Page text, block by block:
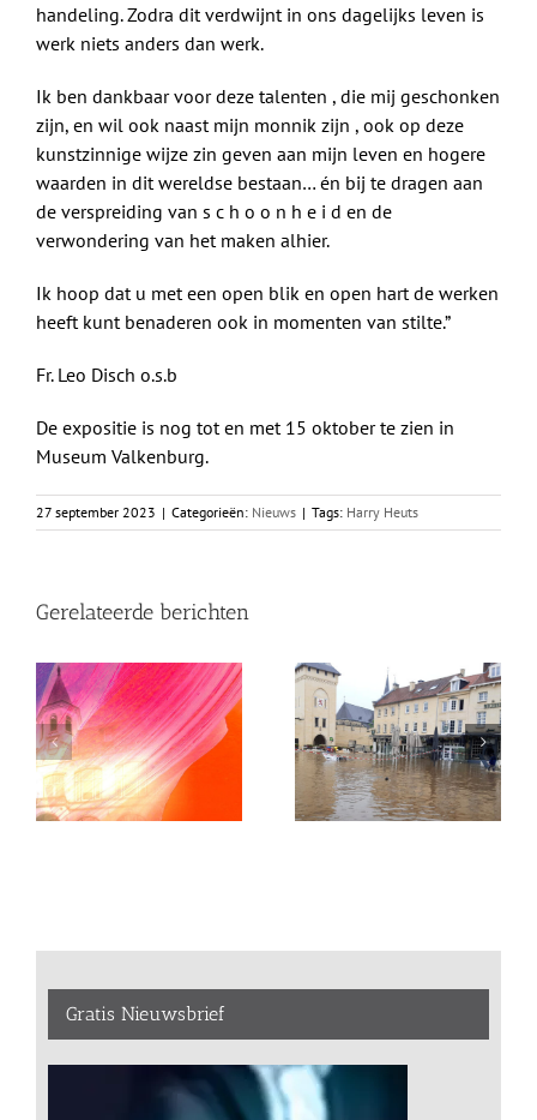
handeling. Zodra dit verdwijnt in ons dagelijks leven is
werk niets anders dan werk.
Ik ben dankbaar voor deze talenten , die mij geschonken
zijn, en wil ook naast mijn monnik zijn , ook op deze
kunstzinnige wijze zin geven aan mijn leven en hogere
waarden in dit wereldse bestaan… én bij te dragen aan
de verspreiding van s c h o o n h e i d en de
verwondering van het maken alhier.
Ik hoop dat u met een open blik en open hart de werken
heeft kunt benaderen ook in momenten van stilte.”
Fr. Leo Disch o.s.b
De expositie is nog tot en met 15 oktober te zien in
Museum Valkenburg.
27 september 2023 | Categorieën: Nieuws | Tags: Harry Heuts
Gerelateerde berichten
Gratis Nieuwsbrief